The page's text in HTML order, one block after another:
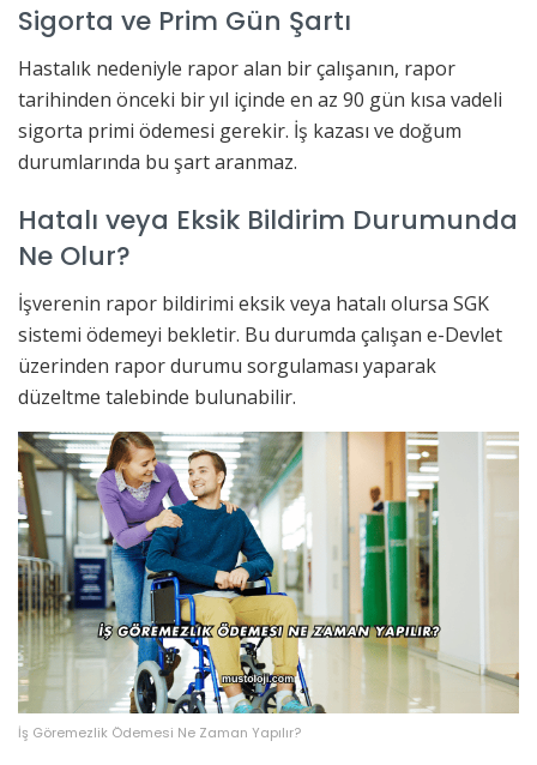
Sigorta ve Prim Gün Şartı
Hastalık nedeniyle rapor alan bir çalışanın, rapor
tarihinden önceki bir yıl içinde en az 90 gün kısa vadeli
sigorta primi ödemesi gerekir. İş kazası ve doğum
durumlarında bu şart aranmaz.
Hatalı veya Eksik Bildirim Durumunda
Ne Olur?
İşverenin rapor bildirimi eksik veya hatalı olursa SGK
sistemi ödemeyi bekletir. Bu durumda çalışan e-Devlet
üzerinden rapor durumu sorgulaması yaparak
düzeltme talebinde bulunabilir.
İş Göremezlik Ödemesi Ne Zaman Yapılır?